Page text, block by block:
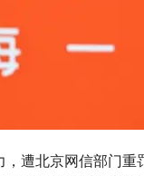
遭北京网信部门